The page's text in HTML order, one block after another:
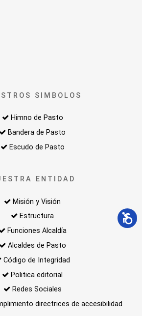
SIMBOLOS
Himno de Pasto
Bandera de Pasto
Escudo de Pasto
ENTIDAD
Misión y Visión
Estructura
Funciones Alcaldía
Alcaldes de Pasto
Código de Integridad
Politica editorial
Redes Sociales
directrices de accesibilidad